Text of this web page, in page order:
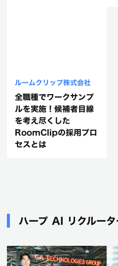
ルームクリップ株式会社
全職種でワークサンプ
ルを実施！候補者目線
を考え尽くした
RoomClipの採用プロ
セスとは
ハープ AI リクルー